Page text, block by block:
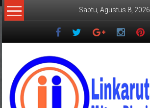
Lompat
ke
Sabtu, Agustus 8, 2026